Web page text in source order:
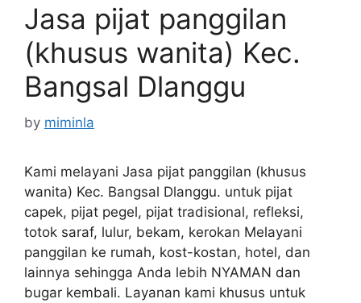
Jasa pijat panggilan
(khusus wanita) Kec.
Bangsal Dlanggu
by miminla
Kami melayani Jasa pijat panggilan (khusus
wanita) Kec. Bangsal Dlanggu. untuk pijat
capek, pijat pegel, pijat tradisional, refleksi,
totok saraf, lulur, bekam, kerokan Melayani
panggilan ke rumah, kost-kostan, hotel, dan
lainnya sehingga Anda lebih NYAMAN dan
bugar kembali. Layanan kami khusus untuk